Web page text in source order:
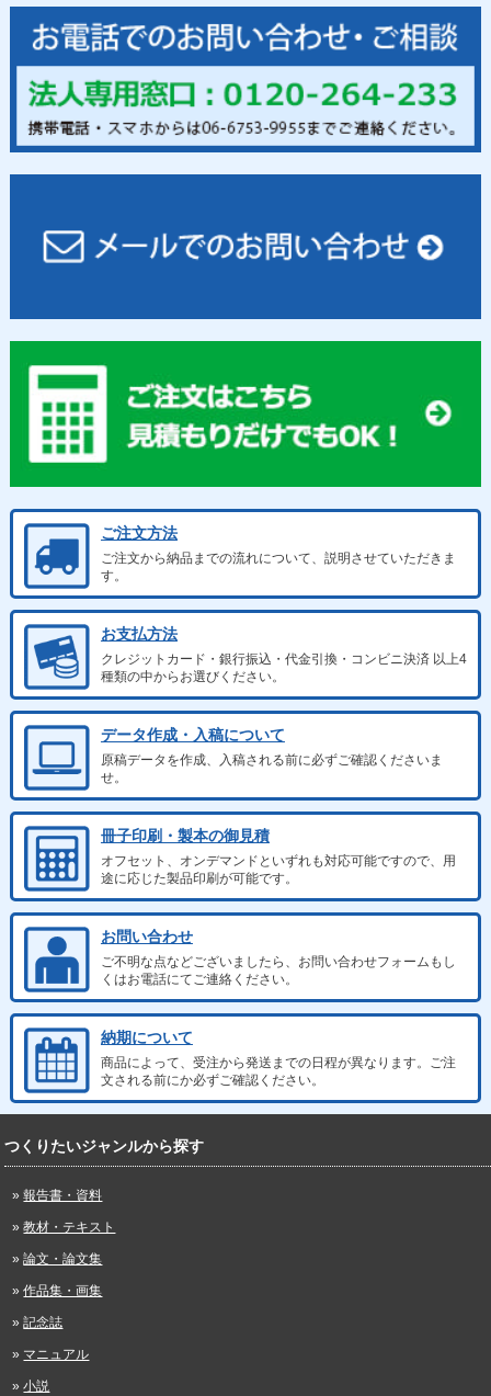
ご注文方法
ご注文から納品までの流れについて、説明させていただきま
す。
お支払方法
クレジットカード・銀行振込・代金引換・コンビニ決済 以上4
種類の中からお選びください。
データ作成・入稿について
原稿データを作成、入稿される前に必ずご確認くださいま
せ。
冊子印刷・製本の御見積
オフセット、オンデマンドといずれも対応可能ですので、用
途に応じた製品印刷が可能です。
お問い合わせ
ご不明な点などございましたら、お問い合わせフォームもし
くはお電話にてご連絡ください。
納期について
商品によって、受注から発送までの日程が異なります。ご注
文される前にか必ずご確認ください。
つくりたいジャンルから探す
報告書・資料
教材・テキスト
論文・論文集
作品集・画集
記念誌
マニュアル
小説